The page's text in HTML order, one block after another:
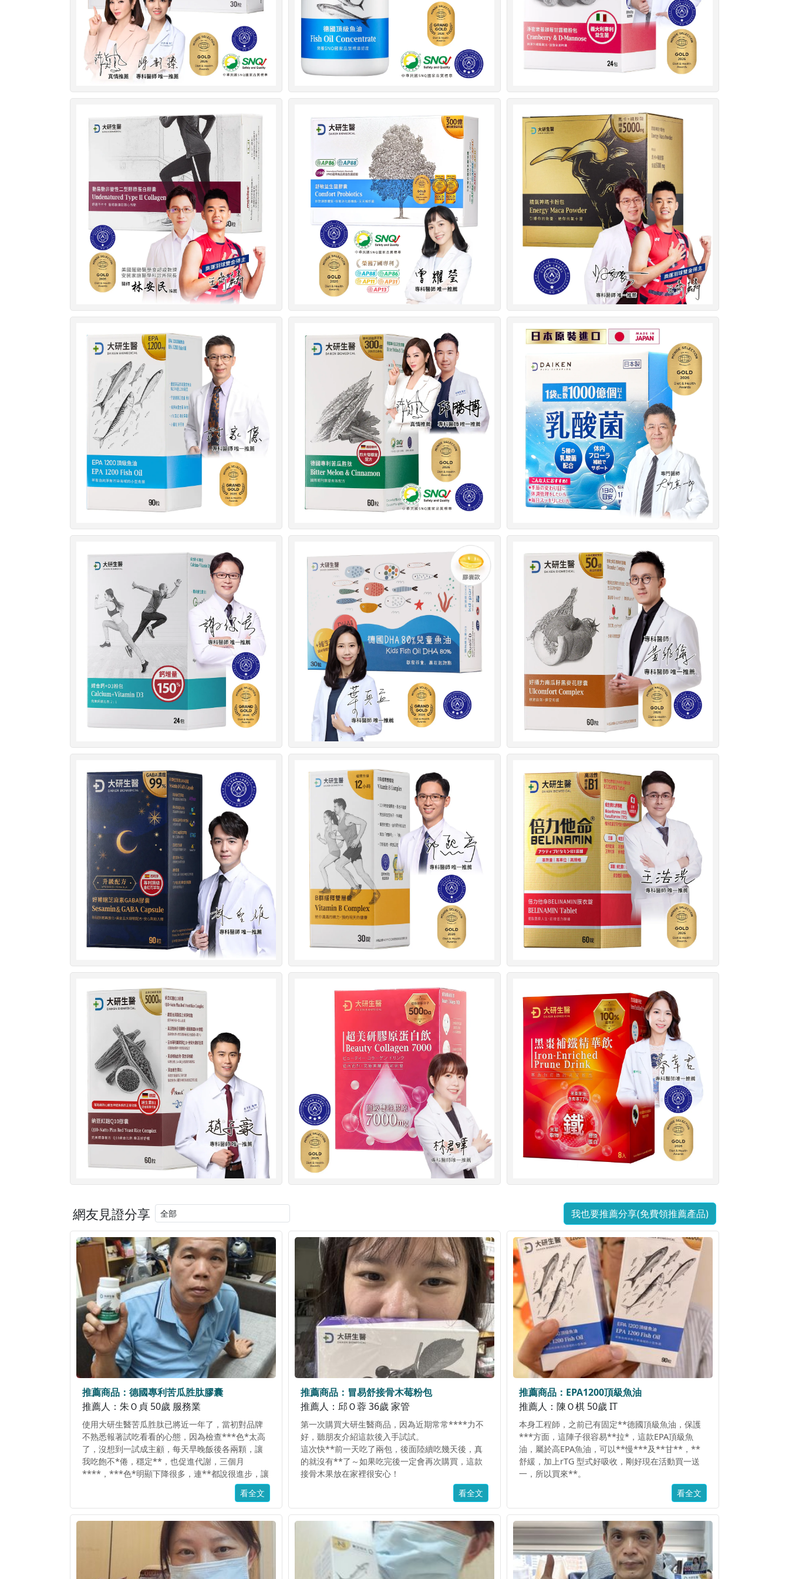
網友見證分享 我也要推薦分享(免費領推薦產品)
推薦商品：德國專利苦瓜胜肽膠囊
推薦人：朱Ｏ貞 50歲 服務業
使用大研生醫苦瓜胜肽已將近一年了，當初對品牌
不熟悉報著試吃看看的心態，因為檢查***色*太高
了，沒想到一試成主顧，每天早晚飯後各兩顆，讓
我吃飽不*倦，穩定**，也促進代謝，三個月
****，***色*明顯下降很多，連**都說很進步，讓
我對此款苦瓜胜肽更加信心，膠囊狀很好吞嚥，主
要是能確實的穩定我的**，又是大品牌，讓我更安
心，常有活動特價，購買數瓶下來也很優惠，真的
很推薦，使用那麼久，也讓我的**一直很平穩，真
看全文
推薦商品：冒易舒接骨木莓粉包
推薦人：邱Ｏ蓉 36歲 家管
第一次購買大研生醫商品，因為近期常常****力不
好，聽朋友介紹這款後入手試試。
這次快**前一天吃了兩包，後面陸續吃幾天後，真
的就沒有**了～如果吃完後一定會再次購買，這款
接骨木果放在家裡很安心！
口味上是酸酸回甘的莓果口味，我自己很喜歡這個
味道，真的非常推薦可以放在家裡居家預防，快**
的時候趕快來一包，比吃*好多了！！
看全文
推薦商品：EPA1200頂級魚油
推薦人：陳Ｏ棋 50歲 IT
本身工程師，之前已有固定**德國頂級魚油，保護
***方面，這陣子很容易**拉*，這款EPA頂級魚
油，屬於高EPA魚油，可以**慢***及**甘**，**
舒緩，加上rTG 型式好吸收，剛好現在活動買一送
一，所以買來**。
看全文